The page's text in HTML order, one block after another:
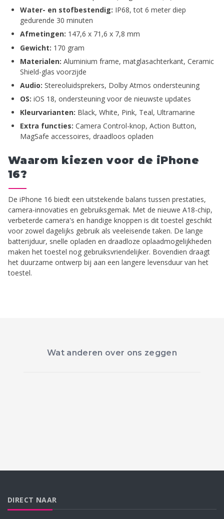
Water- en stofbestendig: IP68, tot 6 meter diep
gedurende 30 minuten
Afmetingen: 147,6 x 71,6 x 7,8 mm
Gewicht: 170 gram
Materialen: Aluminium frame, matglasachterkant, Ceramic
Shield-glas voorzijde
Audio: Stereoluidsprekers, Dolby Atmos ondersteuning
OS: iOS 18, ondersteuning voor de nieuwste updates
Kleurvarianten: Black, White, Pink, Teal, Ultramarine
Extra functies: Camera Control-knop, Action Button,
MagSafe accessoires, draadloos opladen
Waarom kiezen voor de iPhone
16?
De iPhone 16 biedt een uitstekende balans tussen prestaties,
camera-innovaties en gebruiksgemak. Met de nieuwe A18-chip,
verbeterde camera's en handige knoppen is dit toestel geschikt
voor zowel dagelijks gebruik als veeleisende taken. De lange
batterijduur, snelle opladen en draadloze oplaadmogelijkheden
maken het toestel nog gebruiksvriendelijker. Bovendien draagt
het duurzame ontwerp bij aan een langere levensduur van het
toestel.
Wat anderen over ons zeggen
DIRECT NAAR